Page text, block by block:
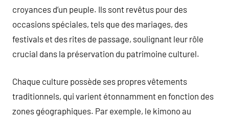
croyances d’un peuple. Ils sont revêtus pour des
occasions spéciales, tels que des mariages, des
festivals et des rites de passage, soulignant leur rôle
crucial dans la préservation du patrimoine culturel.
Chaque culture possède ses propres vêtements
traditionnels, qui varient étonnamment en fonction des
zones géographiques. Par exemple, le kimono au